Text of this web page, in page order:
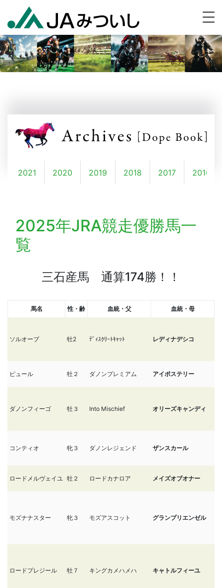
2021 2020 2019 2018 2017 2016
2025年JRA競走優勝馬一
覧
三石産馬 通算174勝！！
馬名 性・齢 血統・父 血統・母
ソルオーブ 牡2 ﾃﾞｨｽｸﾘｰﾄｷｬｯﾄ レディナデシコ
ピュール 牡２ ダノンプレミアム アイポステリー
ダノンフィーゴ 牡３ Into Mischief オリーズキャンディ
コンティオ 牝３ ダノンレジェンド ザンスカール
ロードメルヴェイユ 牡２ ロードカナロア メイズオブオナー
モズナナスター 牝３ モズアスコット グランプリエンゼル
ロードプレジール 牡７ キングカメハメハ キャトルフィーユ